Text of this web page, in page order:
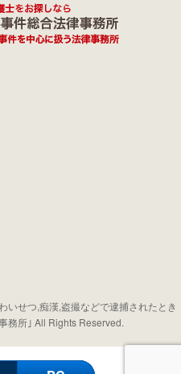
いせつ,痴漢,盗撮などで逮捕されたとき
務所｣ All Rights Reserved.